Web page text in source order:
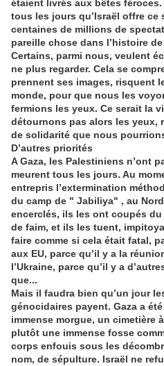
étaient livrés aux bêtes
tous les jours qu’Israël offre ce
centaines de millions de
pareille chose dans l’histoire de
Certains, parmi nous, veulent
ne plus regarder. Cela se
prennent ses images, risquent
monde, pour que nous les
fermions les yeux. Ce serait la
détournons pas alors les yeux,
de solidarité que nous
D’autres priorités
A Gaza, les Palestiniens n’ont
meurent tous les jours. Au
entrepris l’extermination
du camp de " Jabiliya" , au
encerclés, ils les ont coupés
de faim, et ils les tuent,
faire comme si cela était fatal,
aux EU, parce qu’il y a la
l’Ukraine, parce qu’il y a
que...
Mais il faudra bien qu’un jour
génocidaires payent. Gaza a
immense morgue, un cimetière
plutôt une immense fosse
corps enfouis sous les
nom, de sépulture. Israël ne